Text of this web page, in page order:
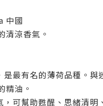
中國
清涼香氣。
是最有名的薄荷品種。與
精油。
，可幫助甦醒、思緒清明